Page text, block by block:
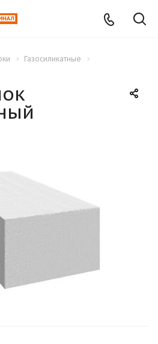
Газосиликатные